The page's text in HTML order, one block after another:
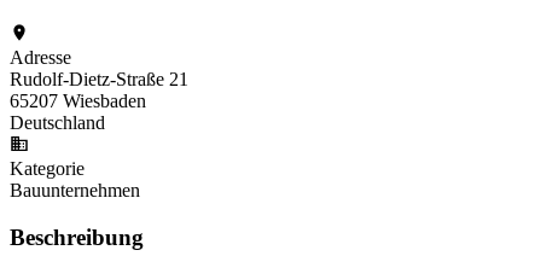
Adresse
Rudolf-Dietz-Straße 21
65207 Wiesbaden
Deutschland
Kategorie
Bauunternehmen
Beschreibung